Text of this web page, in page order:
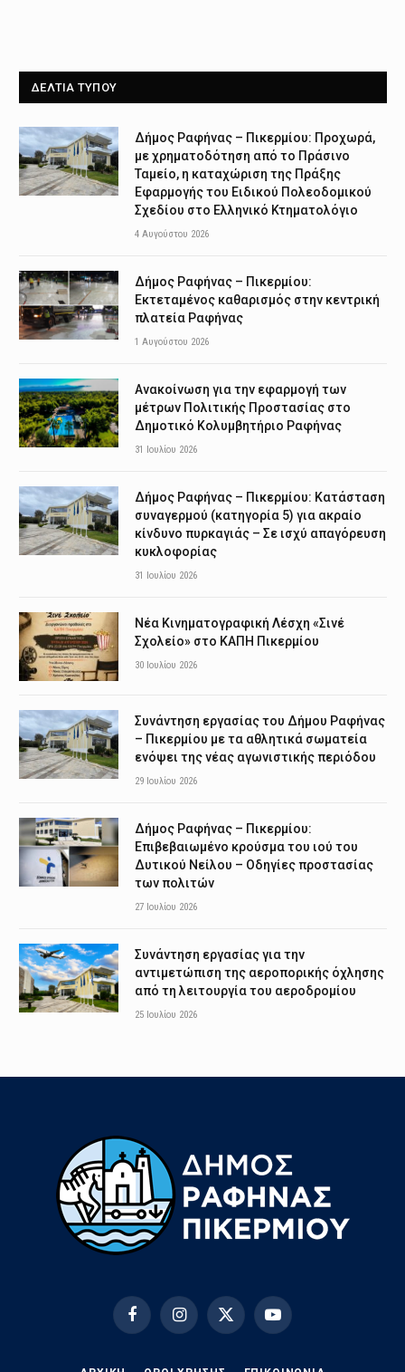
ΔΕΛΤΙΑ ΤΥΠΟΥ
Δήμος Ραφήνας – Πικερμίου: Προχωρά,
με χρηματοδότηση από το Πράσινο
Ταμείο, η καταχώριση της Πράξης
Εφαρμογής του Ειδικού Πολεοδομικού
Σχεδίου στο Ελληνικό Κτηματολόγιο
4 Αυγούστου 2026
Δήμος Ραφήνας – Πικερμίου:
Εκτεταμένος καθαρισμός στην κεντρική
πλατεία Ραφήνας
1 Αυγούστου 2026
Ανακοίνωση για την εφαρμογή των
μέτρων Πολιτικής Προστασίας στο
Δημοτικό Κολυμβητήριο Ραφήνας
31 Ιουλίου 2026
Δήμος Ραφήνας – Πικερμίου: Κατάσταση
συναγερμού (κατηγορία 5) για ακραίο
κίνδυνο πυρκαγιάς – Σε ισχύ απαγόρευση
κυκλοφορίας
31 Ιουλίου 2026
Νέα Κινηματογραφική Λέσχη «Σινέ
Σχολείο» στο ΚΑΠΗ Πικερμίου
30 Ιουλίου 2026
Συνάντηση εργασίας του Δήμου Ραφήνας
– Πικερμίου με τα αθλητικά σωματεία
ενόψει της νέας αγωνιστικής περιόδου
29 Ιουλίου 2026
Δήμος Ραφήνας – Πικερμίου:
Επιβεβαιωμένο κρούσμα του ιού του
Δυτικού Νείλου – Οδηγίες προστασίας
των πολιτών
27 Ιουλίου 2026
Συνάντηση εργασίας για την
αντιμετώπιση της αεροπορικής όχλησης
από τη λειτουργία του αεροδρομίου
25 Ιουλίου 2026
FacebookInstagramX
YouTube